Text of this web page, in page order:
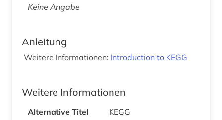
Keine Angabe
Anleitung
Weitere Informationen: Introduction to KEGG
Weitere Informationen
Alternative Titel KEGG